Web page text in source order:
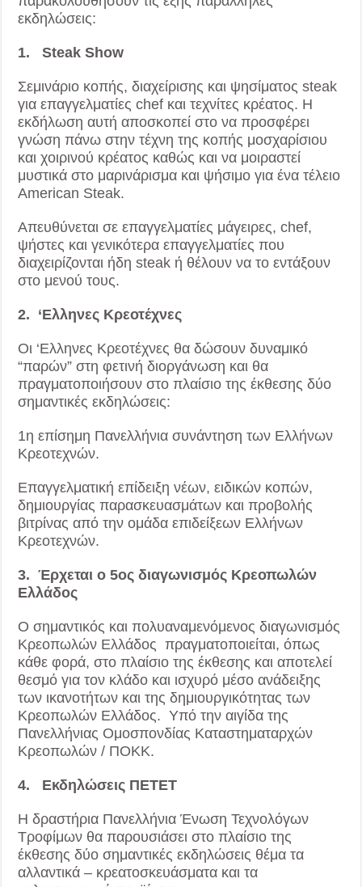
εκδηλώσεις:
1. Steak Show
Σεμινάριο κοπής, διαχείρισης και ψησίματος steak
για επαγγελματίες chef και τεχνίτες κρέατος. Η
εκδήλωση αυτή αποσκοπεί στο να προσφέρει
γνώση πάνω στην τέχνη της κοπής μοσχαρίσιου
και χοιρινού κρέατος καθώς και να μοιραστεί
μυστικά στο μαρινάρισμα και ψήσιμο για ένα τέλειο
American Steak.
Απευθύνεται σε επαγγελματίες μάγειρες, chef,
ψήστες και γενικότερα επαγγελματίες που
διαχειρίζονται ήδη steak ή θέλουν να το εντάξουν
στο μενού τους.
2. ‘Ελληνες Κρεοτέχνες
Οι ‘Ελληνες Κρεοτέχνες θα δώσουν δυναμικό
“παρών” στη φετινή διοργάνωση και θα
πραγματοποιήσουν στο πλαίσιο της έκθεσης δύο
σημαντικές εκδηλώσεις:
1η επίσημη Πανελλήνια συνάντηση των Ελλήνων
Κρεοτεχνών.
Επαγγελματική επίδειξη νέων, ειδικών κοπών,
δημιουργίας παρασκευασμάτων και προβολής
βιτρίνας από την ομάδα επιδείξεων Ελλήνων
Κρεοτεχνών.
3. Έρχεται ο 5ος διαγωνισμός Κρεοπωλών
Ελλάδος
Ο σημαντικός και πολυαναμενόμενος διαγωνισμός
Κρεοπωλών Ελλάδος πραγματοποιείται, όπως
κάθε φορά, στο πλαίσιο της έκθεσης και αποτελεί
θεσμό για τον κλάδο και ισχυρό μέσο ανάδειξης
των ικανοτήτων και της δημιουργικότητας των
Κρεοπωλών Ελλάδος. Υπό την αιγίδα της
Πανελλήνιας Ομοσπονδίας Καταστηματαρχών
Κρεοπωλών / ΠΟΚΚ.
4. Εκδηλώσεις ΠΕΤΕΤ
Η δραστήρια Πανελλήνια Ένωση Τεχνολόγων
Τροφίμων θα παρουσιάσει στο πλαίσιο της
έκθεσης δύο σημαντικές εκδηλώσεις θέμα τα
αλλαντικά – κρεατοσκευάσματα και τα